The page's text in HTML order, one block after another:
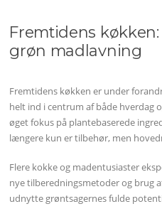
Fremtidens
grøn madlavning
Fremtidens køkken er under
helt ind i centrum af både hverdag
øget fokus på plantebaserede
længere kun er tilbehør, men
Flere kokke og madentusiaster
nye tilberedningsmetoder og brug
udnytte grøntsagernes fulde